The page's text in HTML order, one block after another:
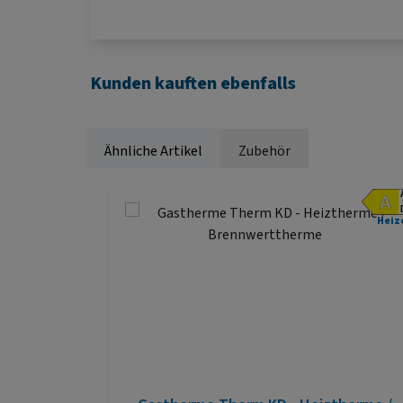
Kunden kauften ebenfalls
Ähnliche Artikel
Zubehör